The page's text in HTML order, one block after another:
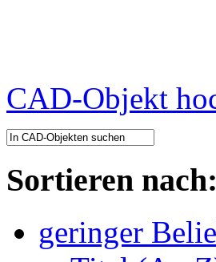
CAD-Objekt
Sortieren nach:
geringer